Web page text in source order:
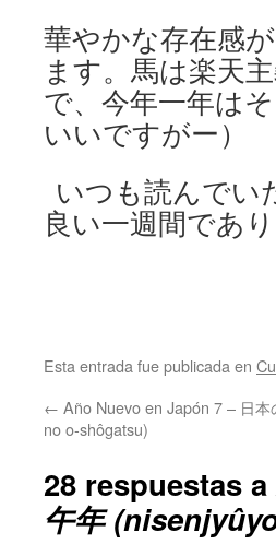
華やかな存在感
ます。馬は楽天
で、今年一年は
いいですがー）
いつも読んでい
良い一週間であ
Esta entrada fue publicada en
← Año Nuevo en Japón 7 – 日本
no o-shôgatsu)
28 respuestas a
午年